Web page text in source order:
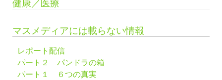
健康／医療
マスメディアには載らない情報
レポート配信
パート２ パンドラの箱
パート１ ６つの真実